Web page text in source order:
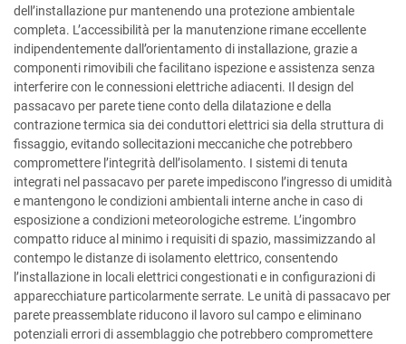
dell’installazione pur mantenendo una protezione ambientale
completa. L’accessibilità per la manutenzione rimane eccellente
indipendentemente dall’orientamento di installazione, grazie a
componenti rimovibili che facilitano ispezione e assistenza senza
interferire con le connessioni elettriche adiacenti. Il design del
passacavo per parete tiene conto della dilatazione e della
contrazione termica sia dei conduttori elettrici sia della struttura di
fissaggio, evitando sollecitazioni meccaniche che potrebbero
compromettere l’integrità dell’isolamento. I sistemi di tenuta
integrati nel passacavo per parete impediscono l’ingresso di umidità
e mantengono le condizioni ambientali interne anche in caso di
esposizione a condizioni meteorologiche estreme. L’ingombro
compatto riduce al minimo i requisiti di spazio, massimizzando al
contempo le distanze di isolamento elettrico, consentendo
l’installazione in locali elettrici congestionati e in configurazioni di
apparecchiature particolarmente serrate. Le unità di passacavo per
parete preassemblate riducono il lavoro sul campo e eliminano
potenziali errori di assemblaggio che potrebbero compromettere